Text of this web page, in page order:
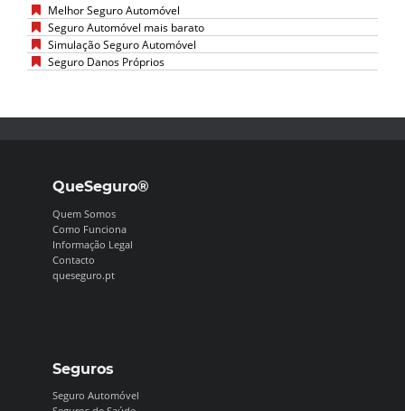
Melhor Seguro Automóvel
Seguro Automóvel mais barato
Simulação Seguro Automóvel
Seguro Danos Próprios
QueSeguro®
Quem Somos
Como Funciona
Informação Legal
Contacto
queseguro.pt
Seguros
Seguro Automóvel